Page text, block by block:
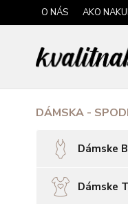
O NÁS AKO
DÁMSKA -
Dámske
Dámske